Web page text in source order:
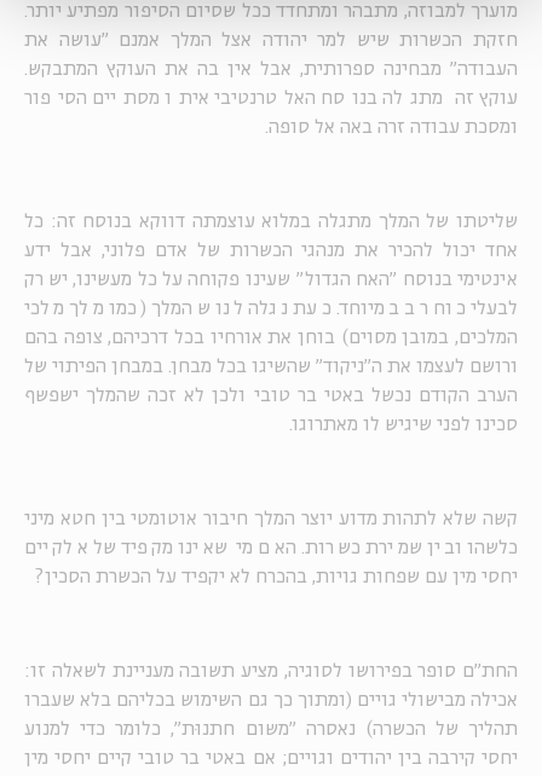
מוערך למבוזה, מתבהר ומתחדד ככל שסיום הסיפור מפתיע יותר.
חזקת הכשרות שיש למר יהודה אצל המלך אמנם "עושה את
העבודה" מבחינה ספרותית, אבל אין בה את העוקץ המתבקש.
עוקץ זה מתגלה בנוסח האלטרנטיבי איתו מסתיים הסיפור
ומסכת עבודה זרה באה אל סופה.
שליטתו של המלך מתגלה במלוא עוצמתה דווקא בנוסח זה: כל
אחד יכול להכיר את מנהגי הכשרות של אדם פלוני, אבל ידע
אינטימי בנוסח "האח הגדול" שעינו פקוחה על כל מעשינו, יש רק
לבעלי כוח רב במיוחד. כעת נגלה לנו שהמלך (כמו מלך מלכי
המלכים, במובן מסוים) בוחן את אורחיו בכל דרכיהם, צופה בהם
ורושם לעצמו את ה"ניקוד" שהשיגו בכל מבחן. במבחן הפיתוי של
הערב הקודם נכשל באטי בר טובי ולכן לא זכה שהמלך ישפשף
סכינו לפני שיגיש לו מאתרוגו.
קשה שלא לתהות מדוע יוצר המלך חיבור אוטומטי בין חטא מיני
כלשהו ובין שמירת כשרות. האם מי שאינו מקפיד שלא לקיים
יחסי מין עם שפחות גויות, בהכרח לא יקפיד על הכשרת הסכין?
החת"ם סופר בפירושו לסוגיה, מציע תשובה מעניינת לשאלה זו:
אכילה מבישולי גויים (ומתוך כך גם השימוש בכליהם בלא שעברו
תהליך של הכשרה) נאסרה "משום חתנוּת", כלומר כדי למנוע
יחסי קירבה בין יהודים וגויים; אם באטי בר טובי קיים יחסי מין